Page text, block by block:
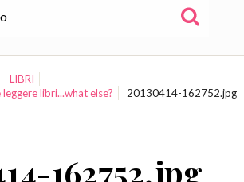
WOR(L)DS
LIBRI
libri...what else?
20130414-162752.jpg
162752.jpg